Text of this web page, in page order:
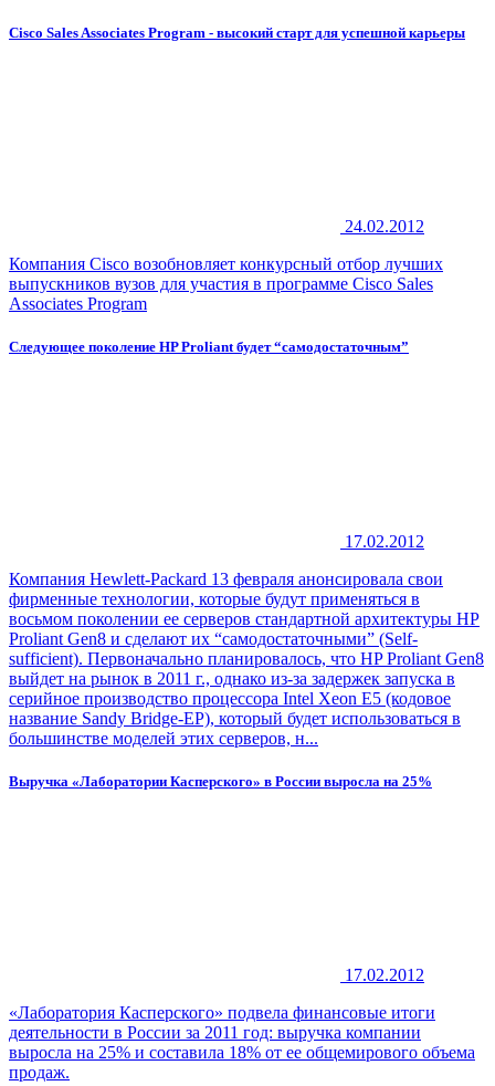
Cisco Sales Associates Program - высокий старт для успешной карьеры
24.02.2012
Компания Cisco возобновляет конкурсный отбор лучших
выпускников вузов для участия в программе Cisco Sales
Associates Program
Следующее поколение HP Proliant будет “самодостаточным”
17.02.2012
Компания Hewlett-Packard 13 февраля анонсировала свои
фирменные технологии, которые будут применяться в
восьмом поколении ее серверов стандартной архитектуры HP
Proliant Gen8 и сделают их “самодостаточными” (Self-
sufficient). Первоначально планировалось, что HP Proliant Gen8
выйдет на рынок в 2011 г., однако из-за задержек запуска в
серийное производство процессора Intel Xeon E5 (кодовое
название Sandy Bridge-EP), который будет использоваться в
большинстве моделей этих серверов, н...
Выручка «Лаборатории Касперского» в России выросла на 25%
17.02.2012
«Лаборатория Касперского» подвела финансовые итоги
деятельности в России за 2011 год: выручка компании
выросла на 25% и составила 18% от ее общемирового объема
продаж.